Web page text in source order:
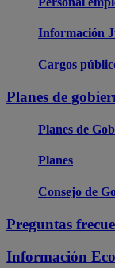
Información
Cargos
Planes de
Planes de
Planes
Consejo de
Preguntas
Información